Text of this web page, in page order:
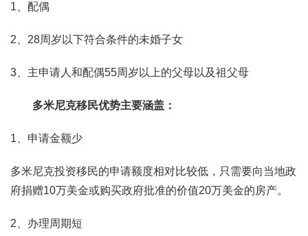
1、配偶
2、28周岁以下符合条件的未婚子女
3、主申请人和配偶55周岁以上的父母以及祖父母
多米尼克移民优势主要涵盖：
1、申请金额少
多米尼克投资移民的申请额度相对比较低，只需要向当地政
府捐赠10万美金或购买政府批准的价值20万美金的房产。
2、办理周期短